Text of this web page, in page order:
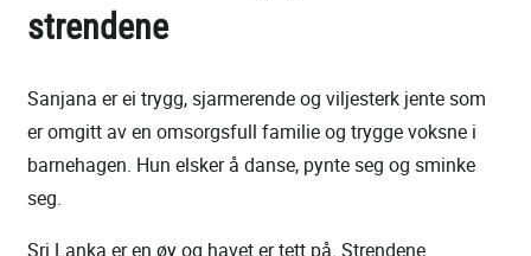
strendene
Sanjana er ei trygg, sjarmerende og viljesterk jente som
er omgitt av en omsorgsfull familie og trygge voksne i
barnehagen. Hun elsker å danse, pynte seg og sminke
seg.
Sri Lanka er en øy og havet er tett på. Strendene